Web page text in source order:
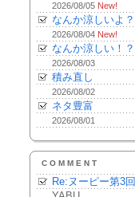
2026/08/05 New!
なんか涼しいよ？
2026/08/04 New!
なんか涼しい！？
2026/08/03
積み直し
2026/08/02
ネタ豊富
2026/08/01
COMMENT
Re:ヌーピー第3回